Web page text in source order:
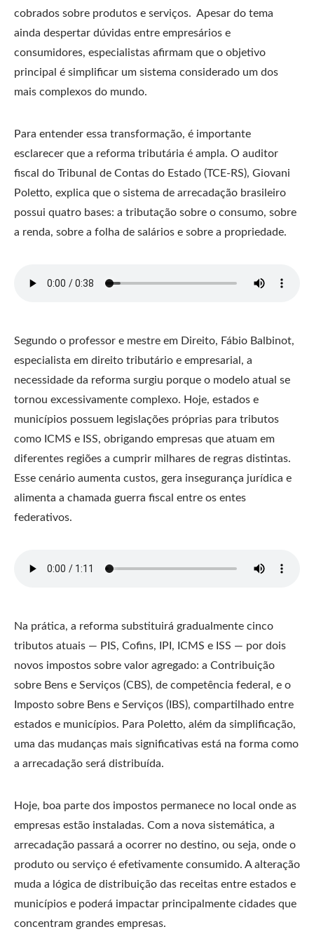
cobrados sobre produtos e serviços. Apesar do tema
ainda despertar dúvidas entre empresários e
consumidores, especialistas afirmam que o objetivo
principal é simplificar um sistema considerado um dos
mais complexos do mundo.
Para entender essa transformação, é importante
esclarecer que a reforma tributária é ampla. O auditor
fiscal do Tribunal de Contas do Estado (TCE-RS), Giovani
Poletto, explica que o sistema de arrecadação brasileiro
possui quatro bases: a tributação sobre o consumo, sobre
a renda, sobre a folha de salários e sobre a propriedade.
Segundo o professor e mestre em Direito, Fábio Balbinot,
especialista em direito tributário e empresarial, a
necessidade da reforma surgiu porque o modelo atual se
tornou excessivamente complexo. Hoje, estados e
municípios possuem legislações próprias para tributos
como ICMS e ISS, obrigando empresas que atuam em
diferentes regiões a cumprir milhares de regras distintas.
Esse cenário aumenta custos, gera insegurança jurídica e
alimenta a chamada guerra fiscal entre os entes
federativos.
Na prática, a reforma substituirá gradualmente cinco
tributos atuais — PIS, Cofins, IPI, ICMS e ISS — por dois
novos impostos sobre valor agregado: a Contribuição
sobre Bens e Serviços (CBS), de competência federal, e o
Imposto sobre Bens e Serviços (IBS), compartilhado entre
estados e municípios. Para Poletto, além da simplificação,
uma das mudanças mais significativas está na forma como
a arrecadação será distribuída.
Hoje, boa parte dos impostos permanece no local onde as
empresas estão instaladas. Com a nova sistemática, a
arrecadação passará a ocorrer no destino, ou seja, onde o
produto ou serviço é efetivamente consumido. A alteração
muda a lógica de distribuição das receitas entre estados e
municípios e poderá impactar principalmente cidades que
concentram grandes empresas.